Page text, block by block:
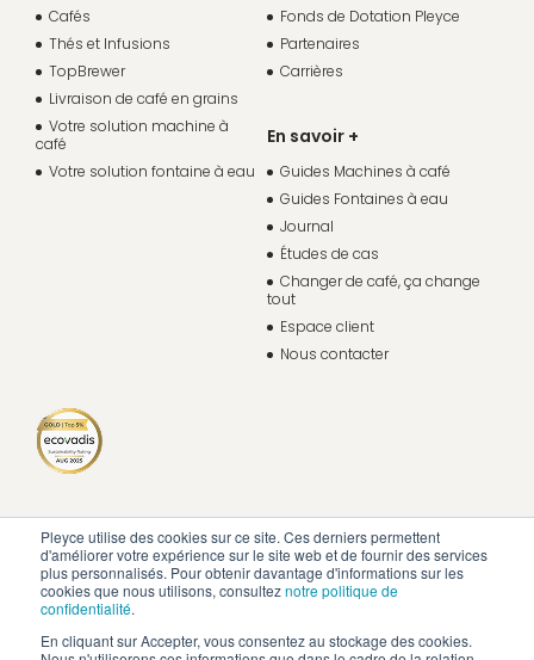
Pleyce utilise des cookies sur ce site. Ces derniers permettent
d'améliorer votre expérience sur le site web et de fournir des services
plus personnalisés. Pour obtenir davantage d'informations sur les
cookies que nous utilisons, consulteznotre politique de
confidentialité.
En cliquant sur Accepter, vous consentez au stockage des cookies.
Cafés
Thés et Infusions
TopBrewer
Livraison de café en grains
Votre solution machine à
café
Votre solution fontaine à eau
Fonds de Dotation Pleyce
Partenaires
Carrières
En savoir +
Guides Machines à café
Guides Fontaines à eau
Journal
Études de cas
Changer de café, ça change
tout
Espace client
Nous contacter